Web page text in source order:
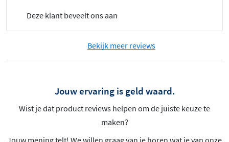
Deze klant beveelt ons aan
Bekijk meer reviews
Jouw ervaring is geld waard.
Wist je dat product reviews helpen om de juiste keuze te
maken?
Jouw mening telt! We willen graag van je horen wat je van onze